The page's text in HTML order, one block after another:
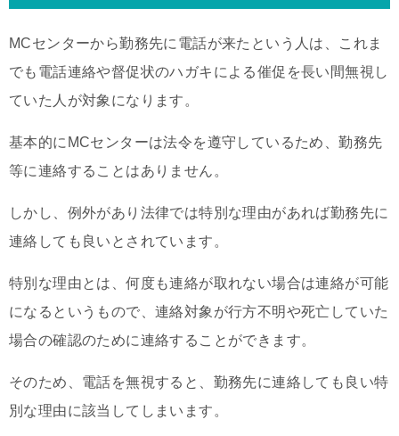
MCセンターから勤務先に電話が来たという人は、これま
でも電話連絡や督促状のハガキによる催促を長い間無視し
ていた人が対象になります。
基本的にMCセンターは法令を遵守しているため、勤務先
等に連絡することはありません。
しかし、例外があり法律では特別な理由があれば勤務先に
連絡しても良いとされています。
特別な理由とは、何度も連絡が取れない場合は連絡が可能
になるというもので、連絡対象が行方不明や死亡していた
場合の確認のために連絡することができます。
そのため、電話を無視すると、勤務先に連絡しても良い特
別な理由に該当してしまいます。